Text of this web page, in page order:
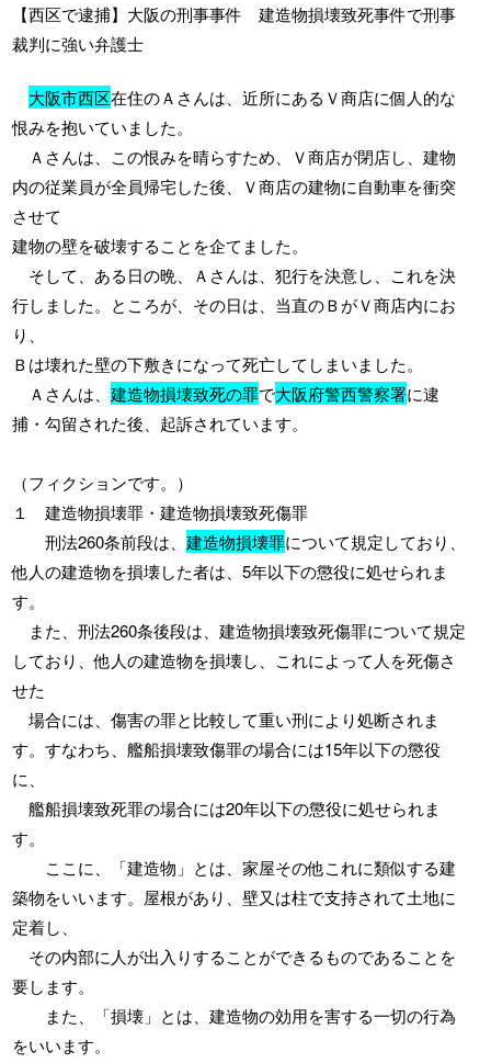
【西区で逮捕】大阪の刑事事件 建造物損壊致死事件で刑事
裁判に強い弁護士
大阪市西区在住のＡさんは、近所にあるＶ商店に個人的な
恨みを抱いていました。
Ａさんは、この恨みを晴らすため、Ｖ商店が閉店し、建物
内の従業員が全員帰宅した後、Ｖ商店の建物に自動車を衝突
させて
建物の壁を破壊することを企てました。
そして、ある日の晩、Ａさんは、犯行を決意し、これを決
行しました。ところが、その日は、当直のＢがＶ商店内にお
り、
Ｂは壊れた壁の下敷きになって死亡してしまいました。
Ａさんは、建造物損壊致死の罪で大阪府警西警察署に逮
捕・勾留された後、起訴されています。
（フィクションです。）
１ 建造物損壊罪・建造物損壊致死傷罪
刑法260条前段は、建造物損壊罪について規定しており、
他人の建造物を損壊した者は、5年以下の懲役に処せられま
す。
また、刑法260条後段は、建造物損壊致死傷罪について規定
しており、他人の建造物を損壊し、これによって人を死傷さ
せた
場合には、傷害の罪と比較して重い刑により処断されま
す。すなわち、艦船損壊致傷罪の場合には15年以下の懲役
に、
艦船損壊致死罪の場合には20年以下の懲役に処せられま
す。
ここに、「建造物」とは、家屋その他これに類似する建
築物をいいます。屋根があり、壁又は柱で支持されて土地に
定着し、
その内部に人が出入りすることができるものであることを
要します。
また、「損壊」とは、建造物の効用を害する一切の行為
をいいます。